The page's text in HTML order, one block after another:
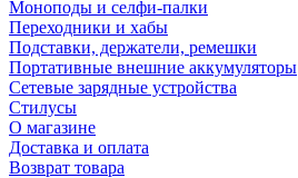
Моноподы и селфи-палки
Переходники и хабы
Подставки, держатели, ремешки
Портативные внешние аккумуляторы
Сетевые зарядные устройства
Стилусы
О магазине
Доставка и оплата
Возврат товара